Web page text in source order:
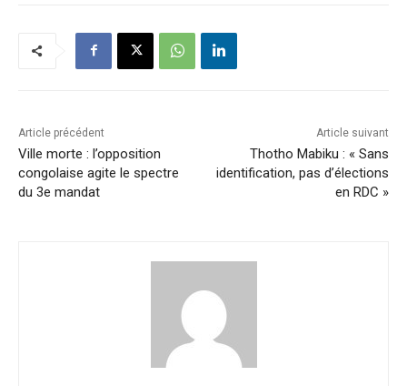
Article précédent
Ville morte : l’opposition
congolaise agite le spectre
du 3e mandat
Article suivant
Thotho Mabiku : « Sans
identification, pas d’élections
en RDC »